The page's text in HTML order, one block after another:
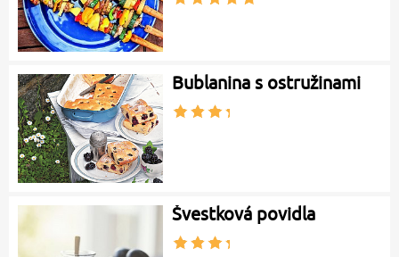
Bublanina s ostružinami
Švestková povidla